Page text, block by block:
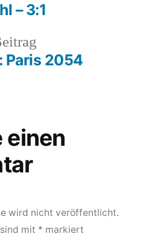
Beitrag:
Paris 2054
– 3:1
einen
wird nicht veröffentlicht.
mit * markiert